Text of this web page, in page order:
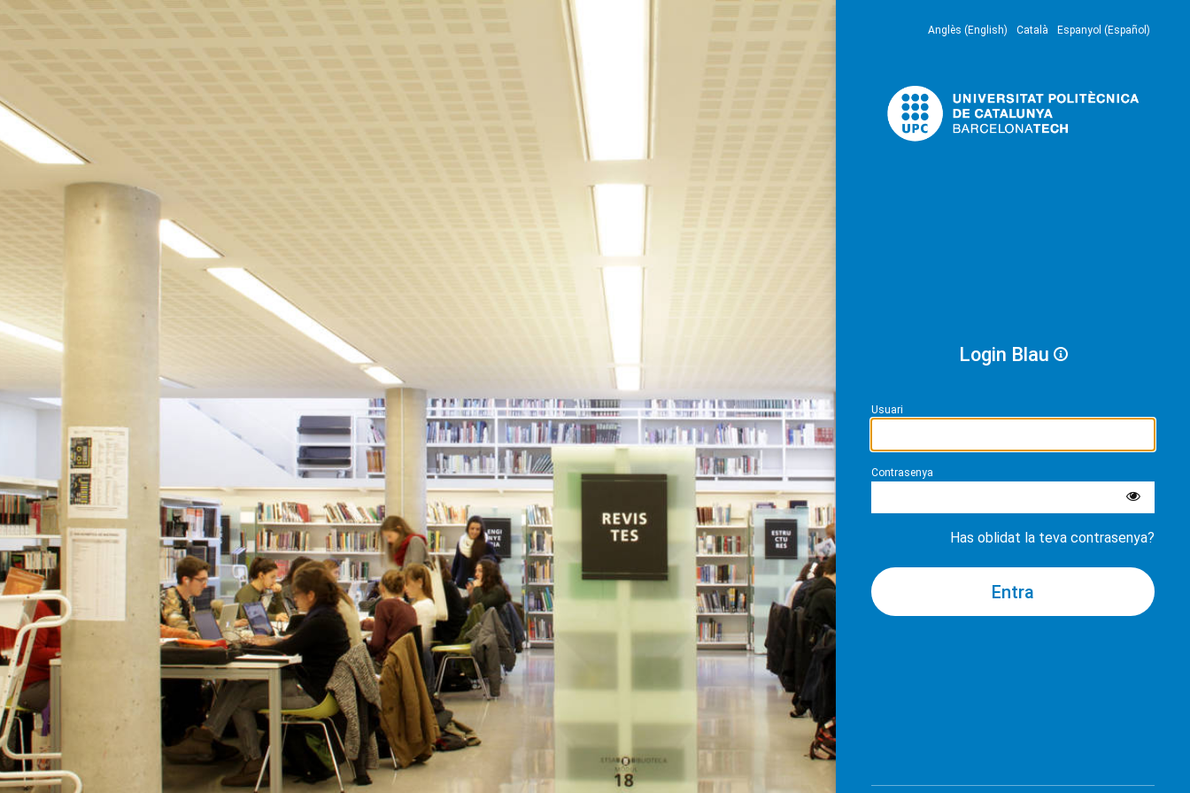
Anglès (English) Català Espanyol (Español)
Login Blau
Usuari
Contrasenya
Has oblidat la teva contrasenya?